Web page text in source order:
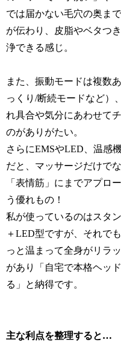
では届かない毛穴の奥ま
が伝わり、皮脂やベタつ
浄できる感じ。
また、振動モードは複数
っくり/断続モードなど）
れ具合や気分にあわせて
のがありがたい。
さらにEMSやLED、温感
だと、マッサージだけで
「表情筋」にまでアプロ
う優れもの！
私が使っているのはスタ
＋LED型ですが、それで
っと温まって全身がリラ
があり「自宅で本格ヘッ
る」と納得です。
主な利点を整理すると…